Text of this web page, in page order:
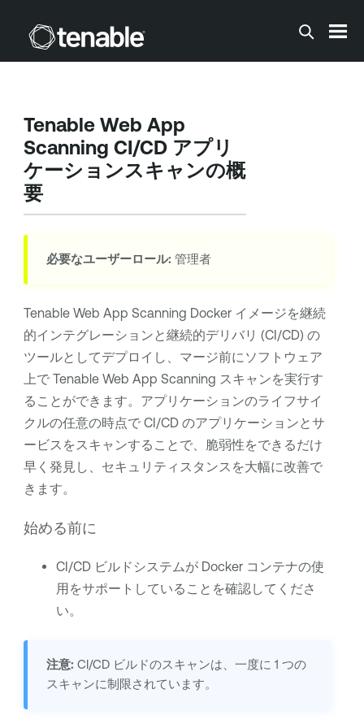
メインコンテンツに移動する
Tenable Web App
Scanning CI/CD アプリ
ケーションスキャンの概
要
必要なユーザーロール: 管理者
Tenable Web App Scanning Docker イメージを継続
的インテグレーションと継続的デリバリ (CI/CD) の
ツールとしてデプロイし、マージ前にソフトウェア
上で Tenable Web App Scanning スキャンを実行す
ることができます。アプリケーションのライフサイ
クルの任意の時点で CI/CD のアプリケーションとサ
ービスをスキャンすることで、脆弱性をできるだけ
早く発見し、セキュリティスタンスを大幅に改善で
きます。
始める前に
CI/CD ビルドシステムが Docker コンテナの使
用をサポートしていることを確認してくださ
い。
注意: CI/CDビルドのスキャンは、一度に 1 つの
スキャンに制限されています。